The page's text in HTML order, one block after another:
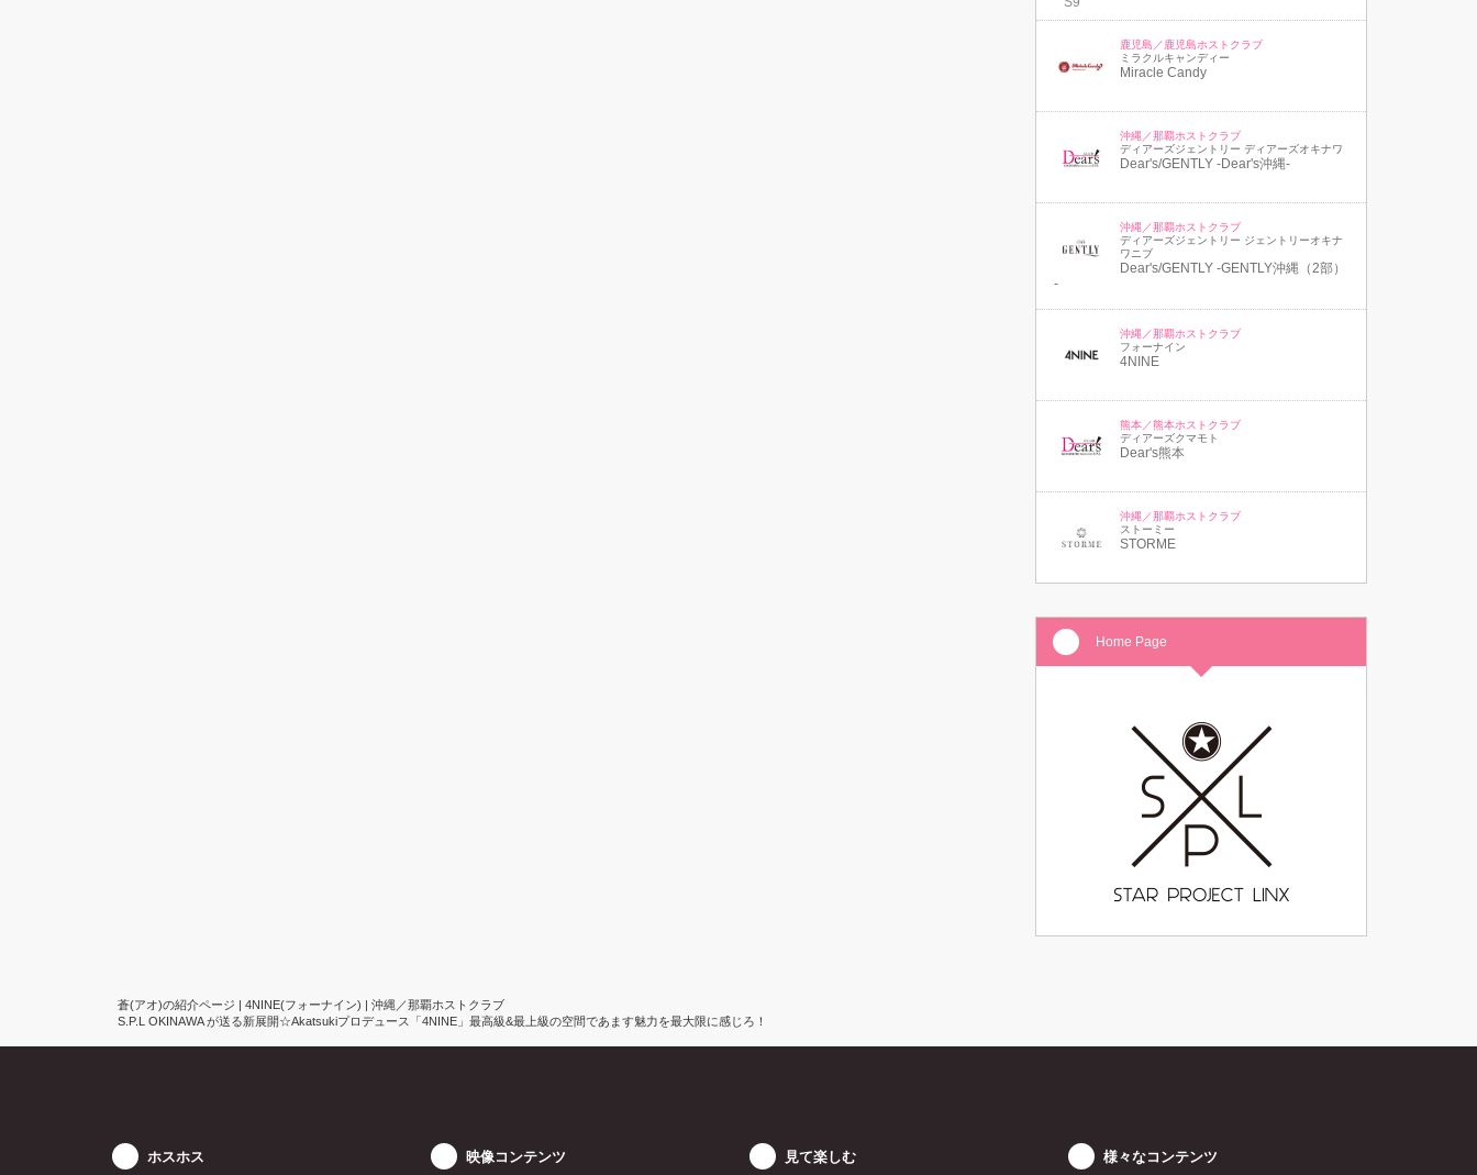
鹿児島／鹿児島ホストクラブ
ミラクルキャンディー
Miracle Candy
沖縄／那覇ホストクラブ
ディアーズジェントリー ディアーズオキナワ
Dear's/GENTLY -Dear's沖縄-
沖縄／那覇ホストクラブ
ディアーズジェントリー ジェントリーオキナ
ワニブ
Dear's/GENTLY -GENTLY沖縄（2部）
-
沖縄／那覇ホストクラブ
フォーナイン
4NINE
熊本／熊本ホストクラブ
ディアーズクマモト
Dear's熊本
沖縄／那覇ホストクラブ
ストーミー
STORME
Home Page
蒼(アオ)の紹介ページ | 4NINE(フォーナイン) | 沖縄／那覇ホストクラブ
S.P.L OKINAWA が送る新展開☆Akatsukiプロデュース「4NINE」最高級&最上級の空間であます魅力を最大限に感じろ！
ホスホス 映像コンテンツ 見て楽しむ 様々なコンテンツ